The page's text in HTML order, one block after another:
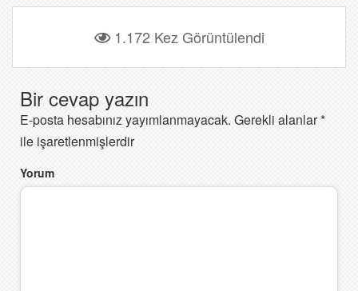
1.172 Kez Görüntülendi
Bir cevap yazın
E-posta hesabınız yayımlanmayacak. Gerekli alanlar*
ile işaretlenmişlerdir
Yorum